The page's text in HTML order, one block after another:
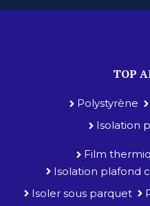
TOP
Polystyrène
Isolation
Film
Isolation plafond
Isoler sous parquet